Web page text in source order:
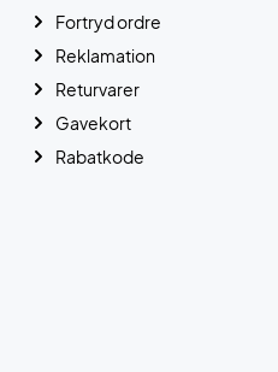
Fortryd ordre
Reklamation
Returvarer
Gavekort
Rabatkode